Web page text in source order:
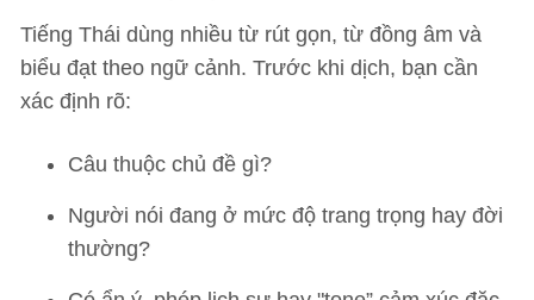
Tiếng Thái dùng nhiều từ rút gọn, từ đồng âm và
biểu đạt theo ngữ cảnh. Trước khi dịch, bạn cần
xác định rõ:
Câu thuộc chủ đề gì?
Người nói đang ở mức độ trang trọng hay đời
thường?